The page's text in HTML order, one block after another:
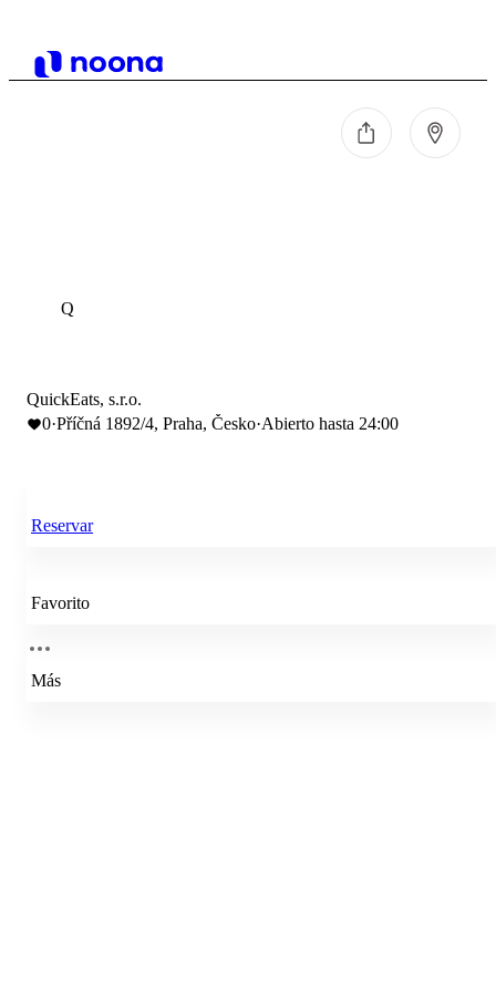
Q
QuickEats, s.r.o.
0·Příčná 1892/4, Praha, Česko·Abierto hasta 24:00
Reservar
Favorito
Más